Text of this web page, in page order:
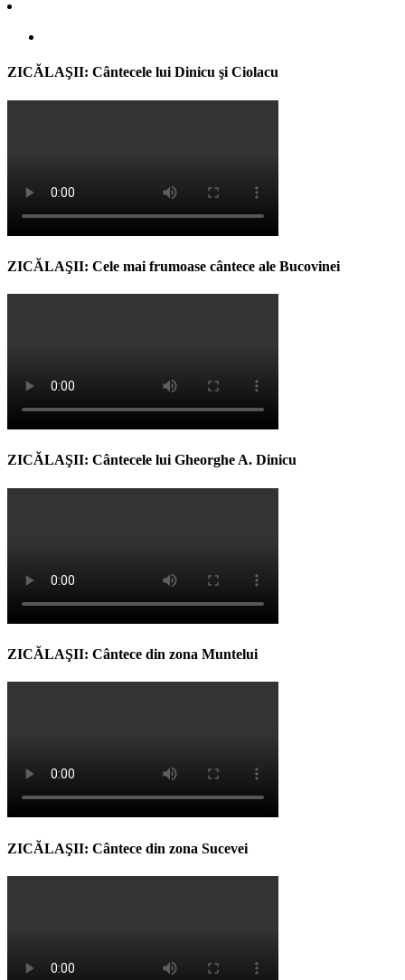
ZICĂLAŞII: Cântecele lui Dinicu şi Ciolacu
ZICĂLAŞII: Cele mai frumoase cântece ale Bucovinei
ZICĂLAŞII: Cântecele lui Gheorghe A. Dinicu
ZICĂLAŞII: Cântece din zona Muntelui
ZICĂLAŞII: Cântece din zona Sucevei